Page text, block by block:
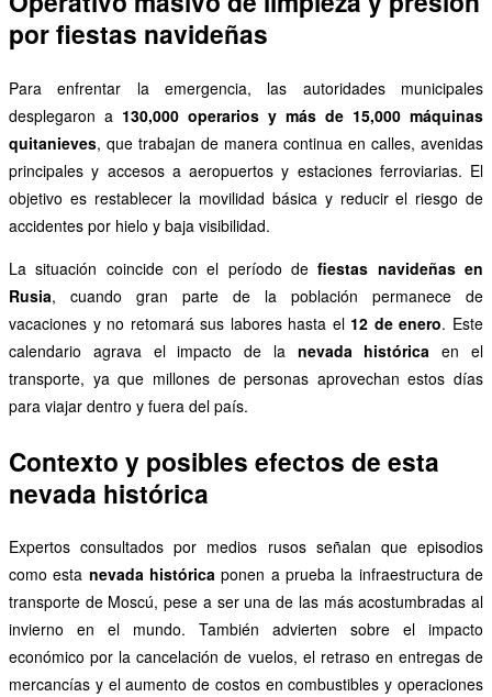
por fiestas navideñas
Para enfrentar la emergencia, las autoridades municipales
desplegaron a 130,000 operarios y más de 15,000 máquinas
quitanieves, que trabajan de manera continua en calles, avenidas
principales y accesos a aeropuertos y estaciones ferroviarias. El
objetivo es restablecer la movilidad básica y reducir el riesgo de
accidentes por hielo y baja visibilidad.
La situación coincide con el período defiestas navideñas en
Rusia, cuando gran parte de la población permanece de
vacaciones y no retomará sus labores hasta el 12 de enero. Este
calendario agrava el impacto de la nevada histórica en el
transporte, ya que millones de personas aprovechan estos días
para viajar dentro y fuera del país.
Contexto y posibles efectos de esta
nevada histórica
Expertos consultados por medios rusos señalan que episodios
como esta nevada histórica ponen a prueba la infraestructura de
transporte de Moscú, pese a ser una de las más acostumbradas al
invierno en el mundo. También advierten sobre el impacto
económico por la cancelación de vuelos, el retraso en entregas de
mercancías y el aumento de costos en combustibles y operaciones